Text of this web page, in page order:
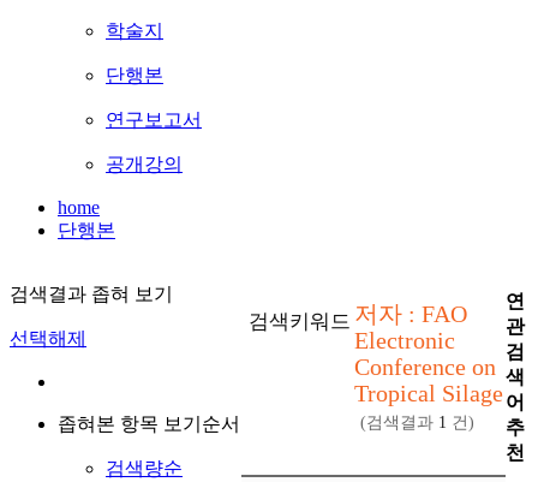
학술지
단행본
연구보고서
공개강의
home
단행본
검색결과 좁혀 보기
선택해제
좁혀본 항목 보기순서
검색량순
검색키워드 저자 : FAO
Electronic
Conference on
Tropical Silage
(검색결과 1 건)
연
관
검
색
어
추
천